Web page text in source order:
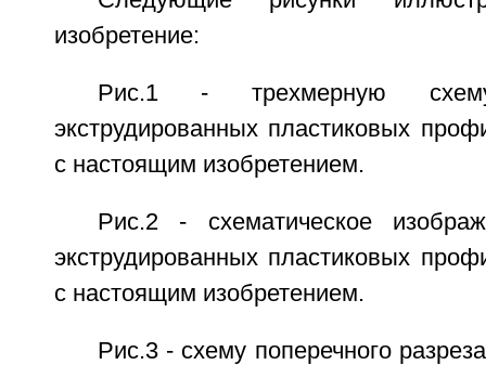
изобретение:
Рис.1 - трехмерную
экструдированных пластиковых
с настоящим изобретением.
Рис.2 - схематическое
экструдированных пластиковых
с настоящим изобретением.
Рис.3 - схему поперечного